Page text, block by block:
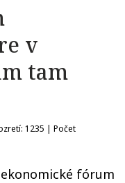
v
tam
1235 | Počet
fórum